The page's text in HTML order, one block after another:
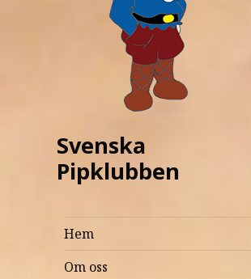
Svenska
Pipklubben
Hem
Om oss